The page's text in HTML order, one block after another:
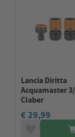
Lancia Diritta
Acquamaster
Claber
€ 29,99